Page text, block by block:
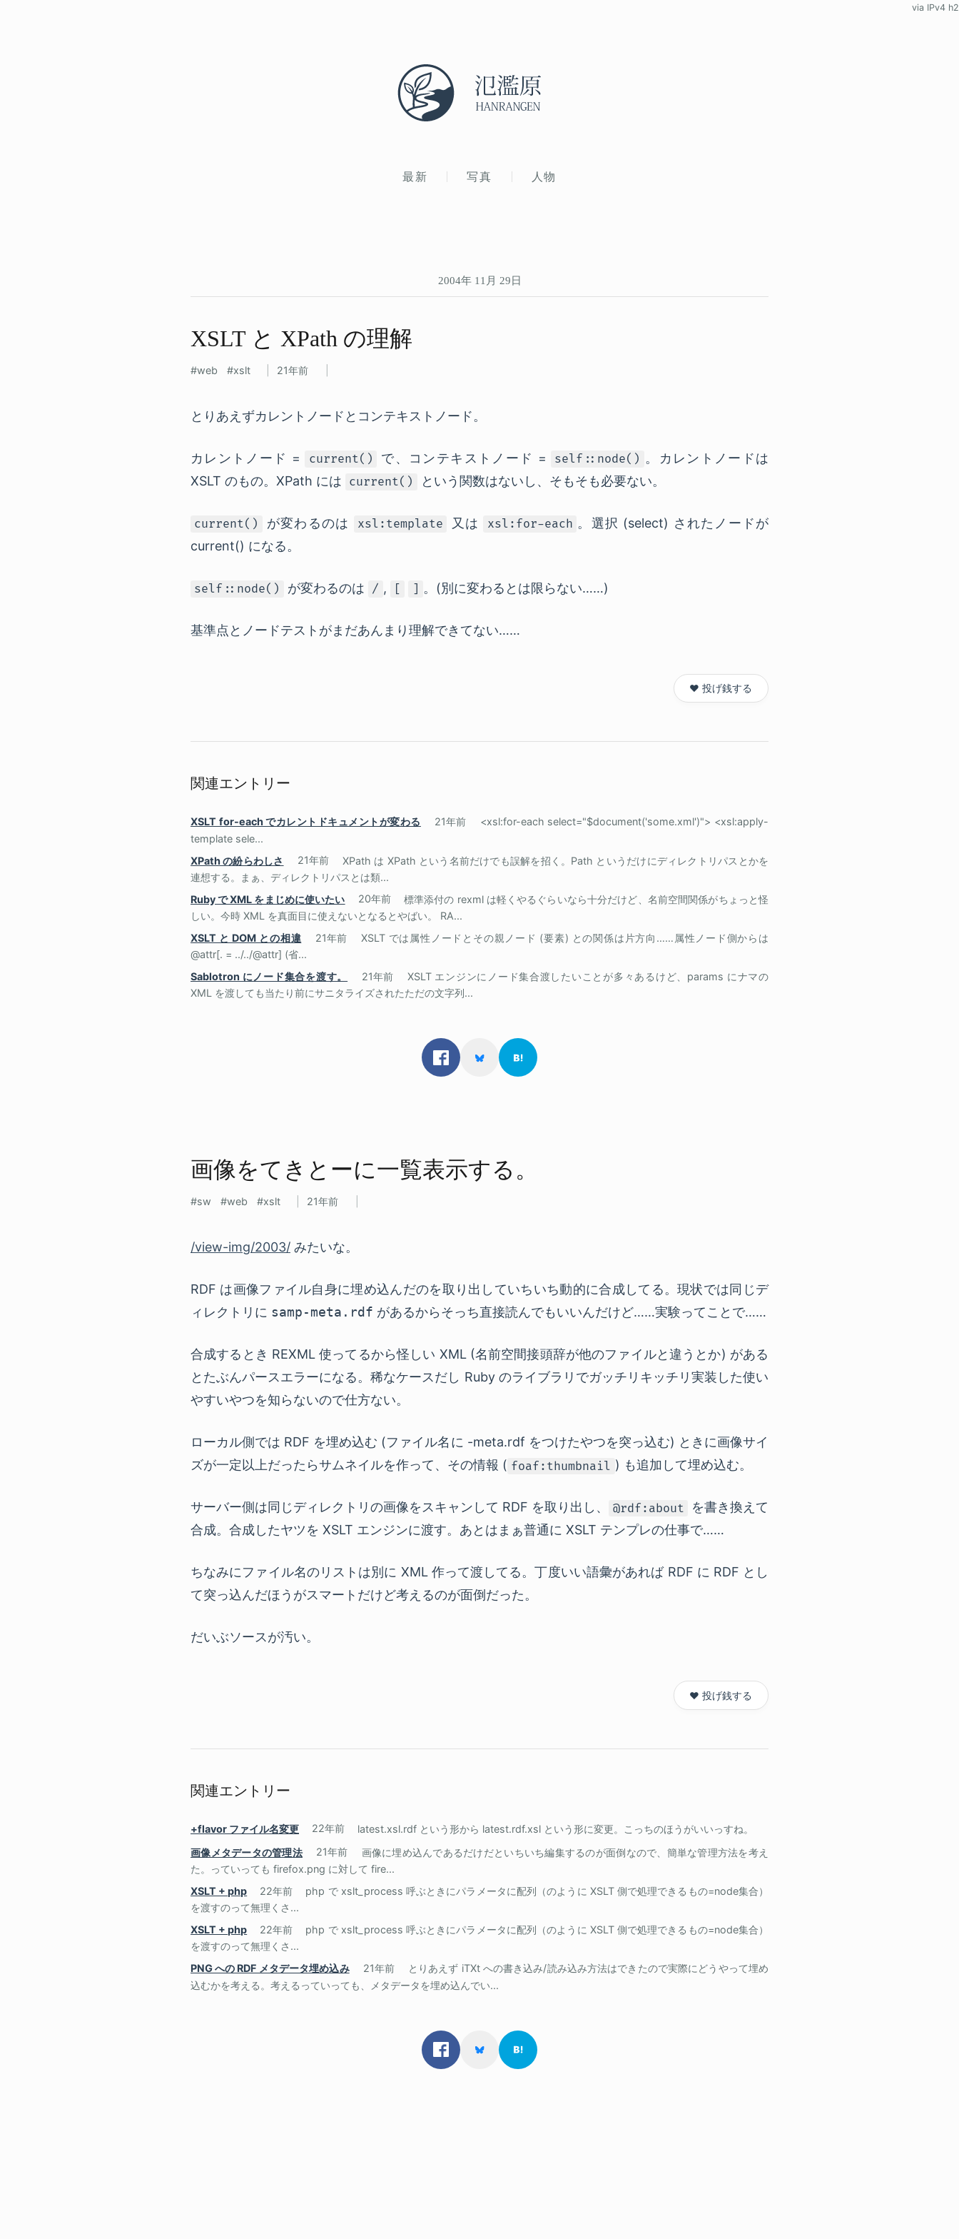
最新 写真 人物
via IPv4 h2
2004年 11月 29日
XSLT と​ XPath の​理解
web xslt 21年前
とりあえずカレントノードとコンテキストノード。
カレントノード = current() で、コンテキストノード = self::node() 。カレントノードは
XSLT のもの。 XPath には current() という関数はないし、そもそも必要ない。
current() が変わるのは xsl:template 又は xsl:for-each 。選択 (select) されたノードが
current() になる。
self::node() が変わるのは / , [ ] 。(別に変わるとは限らない……)
基準点とノードテストがまだあんまり理解できてない……
❤️ 投げ銭する
関連エントリー
XSLT for-each でカレントドキュメントが変わる 21年前
<xsl:for-each select="$document('some.xml')"> <xsl:apply-
template sele...
XPath の紛らわしさ
21年前
XPath は XPath という名前だけでも誤解を招く。Path というだけにディレクトリパスとかを
連想する。まぁ、ディレクトリパスとは類...
Ruby で XML をまじめに使いたい
20年前
標準添付の rexml は軽くやるぐらいなら十分だけど、名前空間関係がちょっと怪
しい。今時 XML を真面目に使えないとなるとやばい。 RA...
XSLT と DOM との相違
21年前
XSLT では属性ノードとその親ノード (要素) との関係は片方向……属性ノード側からは
@attr[. = ../../@attr] (省...
Sablotron にノード集合を渡す。
21年前
XSLT エンジンにノード集合渡したいことが多々あるけど、params にナマの
XML を渡しても当たり前にサニタライズされたただの文字列...
画像を​てきとーに​一覧​表示する。
sw web xslt 21年前
/view-img/2003/ みたいな。
RDF は画像ファイル自身に埋め込んだのを取り出していちいち動的に合成してる。現状では同じデ
ィレクトリに samp-meta.rdf があるからそっち直接読んでもいいんだけど……実験ってことで……
合成するとき REXML 使ってるから怪しい XML(名前空間接頭辞が他のファイルと違うとか) がある
とたぶんパースエラーになる。稀なケースだし Ruby のライブラリでガッチリキッチリ実装した使い
やすいやつを知らないので仕方ない。
ローカル側では RDF を埋め込む (ファイル名に -meta.rdf をつけたやつを突っ込む) ときに画像サイ
ズが一定以上だったらサムネイルを作って、その情報 ( foaf:thumbnail ) も追加して埋め込む。
サーバー側は同じディレクトリの画像をスキャンして RDF を取り出し、 @rdf:about
を書き換えて
合成。合成したヤツを XSLT エンジンに渡す。あとはまぁ普通に XSLT テンプレの仕事で……
ちなみにファイル名のリストは別に XML作って渡してる。丁度いい語彙があれば RDF に RDF とし
て突っ込んだほうがスマートだけど考えるのが面倒だった。
だいぶソースが汚い。
❤️ 投げ銭する
関連エントリー
+flavor ファイル名変更 22年前
latest.xsl.rdf という形から latest.rdf.xsl という形に変更。こっちのほうがいいっすね。
画像メタデータの管理法
21年前
画像に埋め込んであるだけだといちいち編集するのが面倒なので、簡単な管理方法を考え
た。っていっても firefox.png に対して fire...
XSLT + php
22年前
php で xslt_process 呼ぶときにパラメータに配列（のように XSLT 側で処理できるもの=node集合）
を渡すのって無理くさ...
XSLT + php
22年前
php で xslt_process 呼ぶときにパラメータに配列（のように XSLT 側で処理できるもの=node集合）
を渡すのって無理くさ...
PNG への RDF メタデータ埋め込み
21年前
とりあえず iTXt への書き込み/読み込み方法はできたので実際にどうやって埋め
込むかを考える。考えるっていっても、メタデータを埋め込んでい...